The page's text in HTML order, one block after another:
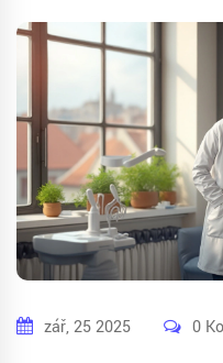
zář, 25 2025 0